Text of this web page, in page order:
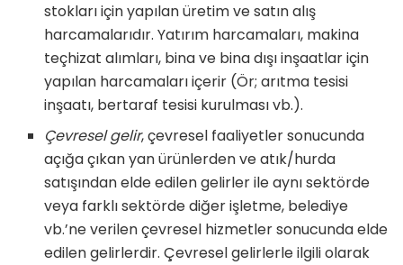
stokları için yapılan üretim ve satın alış
harcamalarıdır. Yatırım harcamaları, makina
teçhizat alımları, bina ve bina dışı inşaatlar için
yapılan harcamaları içerir (Ör; arıtma tesisi
inşaatı, bertaraf tesisi kurulması vb.).
Çevresel gelir, çevresel faaliyetler sonucunda
açığa çıkan yan ürünlerden ve atık/hurda
satışından elde edilen gelirler ile aynı sektörde
veya farklı sektörde diğer işletme, belediye
vb.’ne verilen çevresel hizmetler sonucunda elde
edilen gelirlerdir. Çevresel gelirlerle ilgili olarak